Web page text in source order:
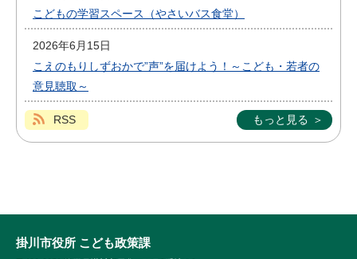
こどもの学習スペース（やさいバス食堂）
2026年6月15日
こえのもりしずおかで”声”を届けよう！～こども・若者の
意見聴取～
もっと見る
RSS
掛川市役所 こども政策課